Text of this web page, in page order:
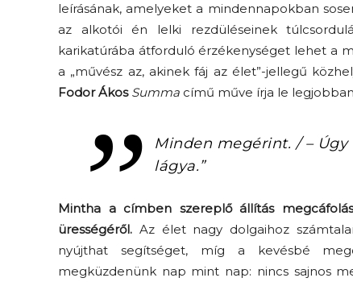
leírásának, amelyeket a mindennapokban
az alkotói én lelki rezdüléseinek
karikatúrába átforduló érzékenységet lehet a
a „művész az, akinek fáj az élet”-jellegű
Fodor Ákos Summa című műve írja le
Minden megérint. / –
lágya.”
Mintha a címben szereplő állítás
ürességéről. Az élet nagy dolgaihoz
nyújthat segítséget, míg a kevésbé
megküzdenünk nap mint nap: nincs sajnos